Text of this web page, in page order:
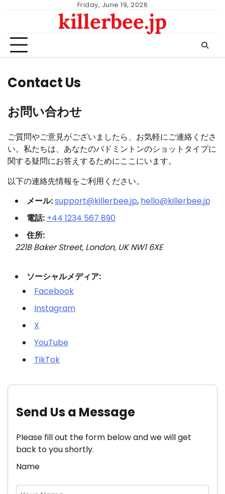
Friday, June 19, 2026
killerbee.jp
Contact Us
お問い合わせ
ご質問やご意見がございましたら、お気軽にご連絡くださ
い。私たちは、あなたのバドミントンのショットタイプに
関する疑問にお答えするためにここにいます。
以下の連絡先情報をご利用ください。
メール:support@killerbee.jp, hello@killerbee.jp
電話: +44 1234 567 890
住所:
221B Baker Street, London, UK NW1 6XE
ソーシャルメディア:
Facebook
Instagram
X
YouTube
TikTok
Send Us a Message
Please fill out the form below and we will get
back to you shortly.
Name